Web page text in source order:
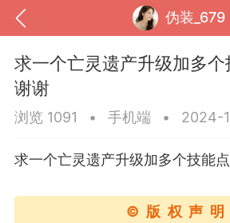
伪装_679
求一个亡灵遗产升级加多个
谢谢
浏览 1091 • 手机端 • 2024-
求一个亡灵遗产升级加多个技能
©版权声明